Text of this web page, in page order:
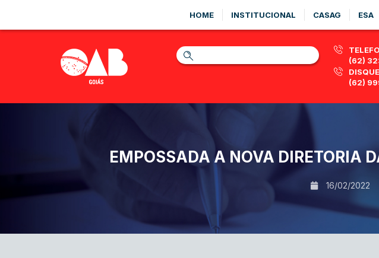
HOME INSTITUCIONAL CASAG ESA
(62)
(62)
EMPOSSADA A NOVA DIRETORIA
16/02/2022